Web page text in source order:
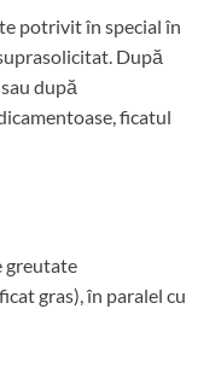
potrivit în special în
După
după
ficatul
greutate
gras), în paralel cu